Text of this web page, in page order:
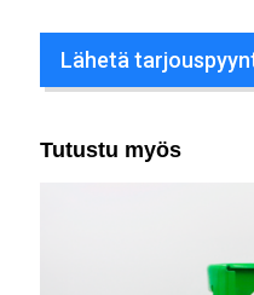
Lähetä
Tutustu myös